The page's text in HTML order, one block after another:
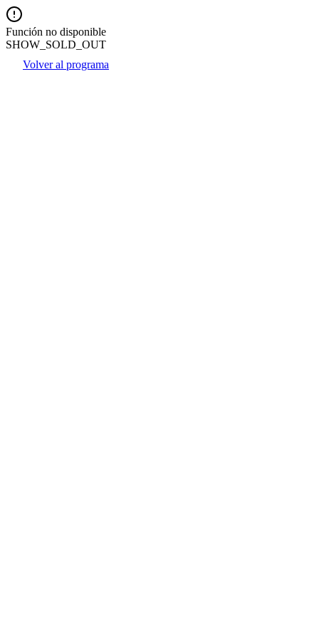
Función no disponible
SHOW_SOLD_OUT
Volver al programa